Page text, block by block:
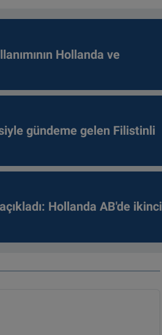
Hollanda ve
gündeme gelen Filistinli
Hollanda AB'de ikinci